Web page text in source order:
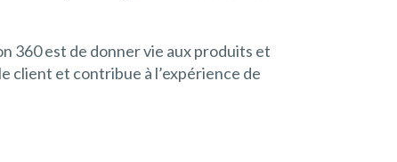
360 est de donner vie aux produits et
client et contribue à l’expérience de